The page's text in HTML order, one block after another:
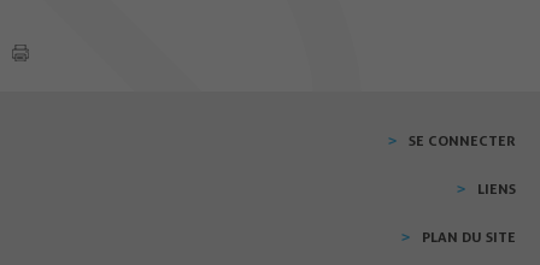
SE CONNECTER
LIENS
PLAN DU SITE